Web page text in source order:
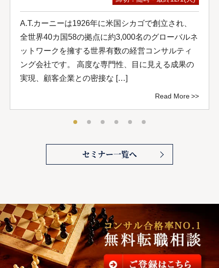
A.T.カーニーは1926年に米国シカゴで創立され、
全世界40カ国58の拠点に約3,000名のグローバルネ
ットワークを擁する世界有数の経営コンサルティ
ング会社です。 高度な専門性、目に見える成果の
実現、顧客企業との密接な […]
Read More
セミナー一覧へ